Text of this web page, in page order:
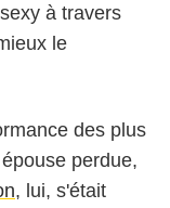
à travers
le
des plus
perdue,
, lui, s'était